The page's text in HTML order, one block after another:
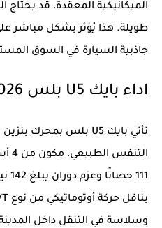
الميكانيكية المعقدة، قد يحتاج
طويلة. هذا يُؤثر بشكل مباشر
جاذبية السيارة في السوق
اداء بايك U5 بلس 2026
وسلاسة في التنقل داخل